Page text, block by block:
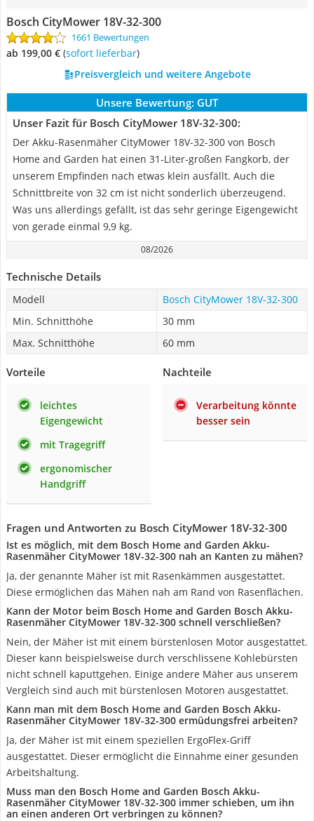
Bosch CityMower 18V-32-300
1661 Bewertungen
ab 199,00 € ( Sofort lieferbar)
Preisvergleich und weitere Angebote
Unsere Bewertung: GUT
Unser Fazit für Bosch CityMower 18V-32-300:
Der Akku-Rasenmäher CityMower 18V-32-300 von Bosch
Home and Garden hat einen 31-Liter-großen Fangkorb, der
unserem Empfinden nach etwas klein ausfällt. Auch die
Schnittbreite von 32 cm ist nicht sonderlich überzeugend.
Was uns allerdings gefällt, ist das sehr geringe Eigengewicht
von gerade einmal 9,9 kg.
08/2026
Technische Details
Modell
Bosch CityMower 18V-32-300
Min. Schnitthöhe
30 mm
Max. Schnitthöhe
60 mm
Vorteile
leichtes
Eigengewicht
mit Tragegriff
ergonomischer
Handgriff
Nachteile
Verarbeitung könnte
besser sein
Fragen und Antworten zu Bosch CityMower 18V-32-300
Ist es möglich, mit dem Bosch Home and Garden Akku-
Rasenmäher CityMower 18V-32-300 nah an Kanten zu mähen?
Ja, der genannte Mäher ist mit Rasenkämmen ausgestattet.
Diese ermöglichen das Mähen nah am Rand von Rasenflächen.
Kann der Motor beim Bosch Home and Garden Bosch Akku-
Rasenmäher CityMower 18V-32-300 schnell verschließen?
Nein, der Mäher ist mit einem bürstenlosen Motor ausgestattet.
Dieser kann beispielsweise durch verschlissene Kohlebürsten
nicht schnell kaputtgehen. Einige andere Mäher aus unserem
Vergleich sind auch mit bürstenlosen Motoren ausgestattet.
Kann man mit dem Bosch Home and Garden Bosch Akku-
Rasenmäher CityMower 18V-32-300 ermüdungsfrei arbeiten?
Ja, der Mäher ist mit einem speziellen ErgoFlex-Griff
ausgestattet. Dieser ermöglicht die Einnahme einer gesunden
Arbeitshaltung.
Muss man den Bosch Home and Garden Bosch Akku-
Rasenmäher CityMower 18V-32-300 immer schieben, um ihn
an einen anderen Ort verbringen zu können?